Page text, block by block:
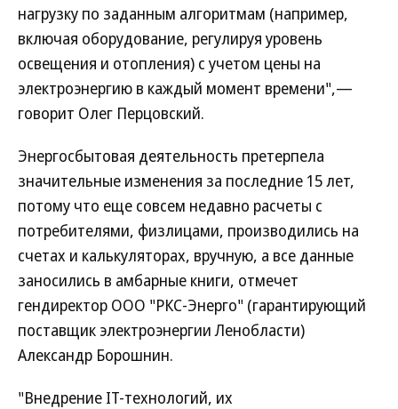
нагрузку по заданным алгоритмам (например,
включая оборудование, регулируя уровень
освещения и отопления) с учетом цены на
электроэнергию в каждый момент времени",—
говорит Олег Перцовский.
Энергосбытовая деятельность претерпела
значительные изменения за последние 15 лет,
потому что еще совсем недавно расчеты с
потребителями, физлицами, производились на
счетах и калькуляторах, вручную, а все данные
заносились в амбарные книги, отмечет
гендиректор ООО "РКС-Энерго" (гарантирующий
поставщик электроэнергии Ленобласти)
Александр Борошнин.
"Внедрение IT-технологий, их